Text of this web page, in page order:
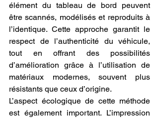
élément du tableau de bord peuvent
être scannés, modélisés et reproduits à
l’identique. Cette approche garantit le
respect de l’authenticité du véhicule,
tout en offrant des possibilités
d’amélioration grâce à l’utilisation de
matériaux modernes, souvent plus
résistants que ceux d’origine.
L’aspect écologique de cette méthode
est également important. L’impression